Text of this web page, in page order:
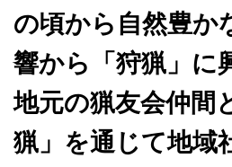
の頃から自然豊か
響から「狩猟」に
地元の猟友会仲間
猟」を通じて地域